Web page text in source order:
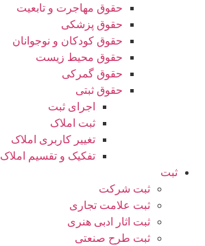
حقوق مهاجرت و تابعیت
حقوق پزشکی
حقوق کودکان و نوجوانان
حقوق محیط زیست
حقوق گمرکی
حقوق ثبتی
اجرای ثبت
ثبت املاک
تغییر کاربری املاک
تفکیک و تقسیم املاک
ثبت
ثبت شرکت
ثبت علامت تجاری
ثبت اثار ادبی هنری
ثبت طرح صنعتی